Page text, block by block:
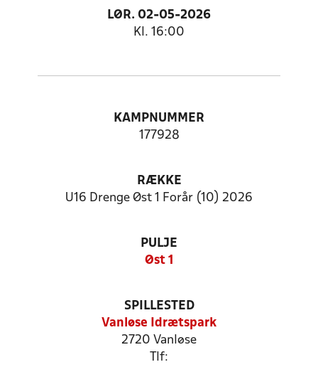
LØR. 02-05-2026
Kl. 16:00
KAMPNUMMER
177928
RÆKKE
U16 Drenge Øst 1 Forår (10) 2026
PULJE
Øst 1
SPILLESTED
Vanløse Idrætspark
2720 Vanløse
Tlf: